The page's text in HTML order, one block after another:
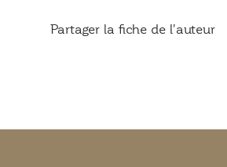
Partager la fiche de l'auteur